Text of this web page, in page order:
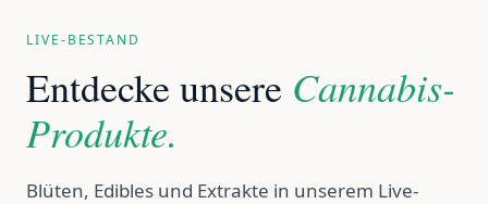
LIVE-BESTAND
Entdecke unsere Cannabis-
Produkte.
Blüten, Edibles und Extrakte in unserem Live-